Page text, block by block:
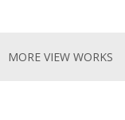
MORE VIEW WORKS